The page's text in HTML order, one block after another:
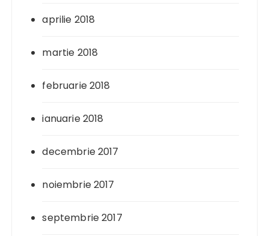
aprilie 2018
martie 2018
februarie 2018
ianuarie 2018
decembrie 2017
noiembrie 2017
septembrie 2017